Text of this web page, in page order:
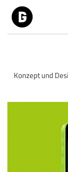
Konzept und